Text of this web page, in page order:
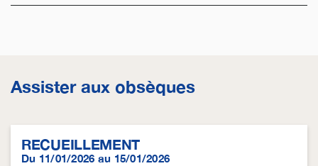
Assister aux obsèques
RECUEILLEMENT
Du 11/01/2026 au 15/01/2026